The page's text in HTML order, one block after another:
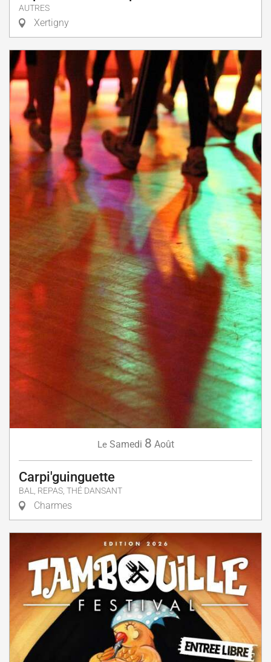
AUTRES
Xertigny
Le Samedi 8 Août
Carpi'guinguette
BAL, REPAS, THÉ DANSANT
Charmes